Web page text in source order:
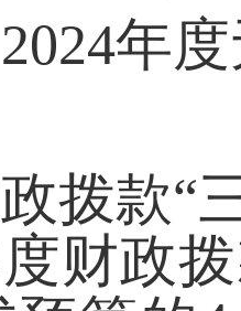
2024年
拨款“
财政